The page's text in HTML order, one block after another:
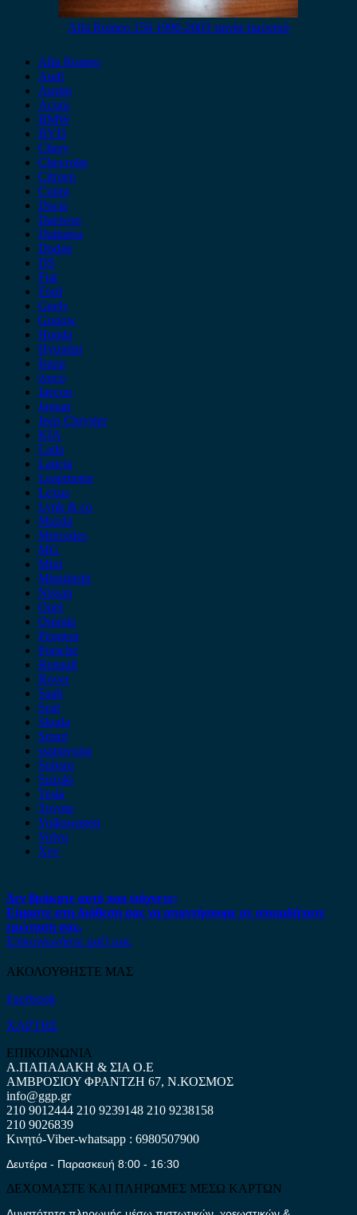
Alfa Romeo 156 1996-2003 ταινία τιμονιού
Alfa Romeo
Audi
Austin
Acura
BMW
BYD
Chery
Chevrolet
Citroen
Cupra
Dacia
Daewoo
Daihatsu
Dodge
DS
Fiat
Ford
Geely
Gonow
Honda
Hyundai
Isuzu
iveco
Jaecoo
Jaguar
Jeep Chrysler
KIA
Lada
Lancia
Leapmotor
Lexus
Lynk & co
Mazda
Mercedes
MG
Mini
Mitsubishi
Nissan
Opel
Omoda
Peugeot
Porsche
Renault
Rover
Saab
Seat
Skoda
Smart
ssangyong
Subaru
Suzuki
Tesla
Toyota
Volkswagen
Volvo
Xev
Δεν βρήκατε αυτό που ψάχνετε;
Είμαστε στη διάθεση σας να απαντήσουμε σε οποιαδήποτε
ερώτηση σας.
Επικοινωνήστε μαζί μας
ΑΚΟΛΟΥΘΗΣΤΕ ΜΑΣ
Facebook
ΧΑΡΤΗΣ
ΕΠΙΚΟΙΝΩΝΙΑ
Α.ΠΑΠΑΔΑΚΗ & ΣΙΑ Ο.Ε
ΑΜΒΡΟΣΙΟΥ ΦΡΑΝΤΖΗ 67, Ν.ΚΟΣΜΟΣ
info@ggp.gr
210 9012444 210 9239148 210 9238158
210 9026839
Κινητό-Viber-whatsapp : 6980507900
Δευτέρα - Παρασκευή 8:00 - 16:30
ΔΕΧΟΜΑΣΤΕ ΚΑΙ ΠΛΗΡΩΜΕΣ ΜΕΣΩ ΚΑΡΤΩΝ